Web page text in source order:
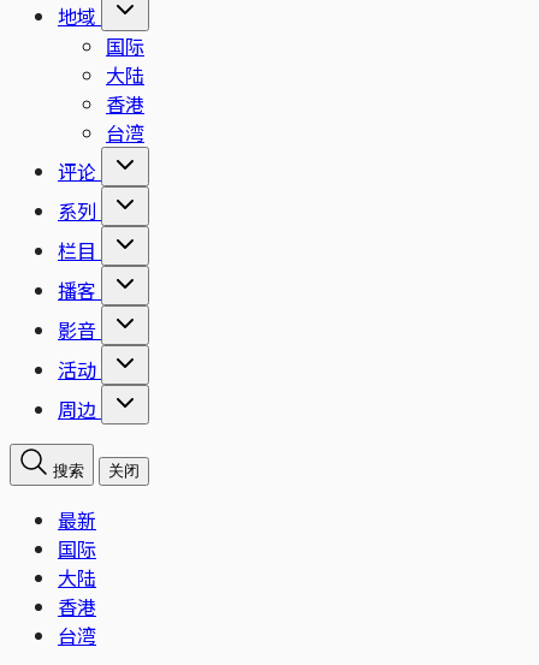
地域
国际
大陆
香港
台湾
评论
系列
栏目
播客
影音
活动
周边
搜索 关闭
最新
国际
大陆
香港
台湾